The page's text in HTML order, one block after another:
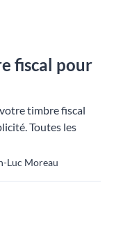
fiscal pour
timbre fiscal
Toutes les
Luc Moreau